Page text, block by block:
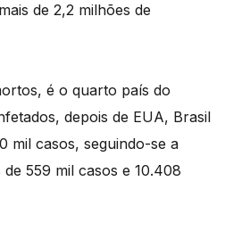
de 2,2 milhões de
é o quarto país do
depois de EUA, Brasil
mil casos, seguindo-se a
559 mil casos e 10.408